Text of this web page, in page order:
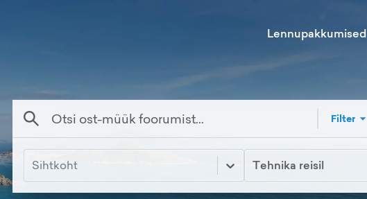
Lennupakkumised
Filter
Sihtkoht Tehnika reisil